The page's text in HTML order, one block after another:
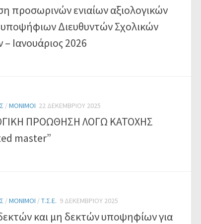
προσωρινών ενιαίων αξιολογικών
Διευθυντών Σχολικών
Ιανουάριος 2026
/ΜΌΝΙΜΟΙ 22 ΔΕΚΕΜΒΡΊΟΥ 2025
ΠΡΟΩΘΗΣΗ ΛΟΓΩ ΚΑΤΟΧΗΣ
master”
/ΜΌΝΙΜΟΙ /Τ.Σ.Ε. 9 ΔΕΚΕΜΒΡΊΟΥ 2025
και μη δεκτών υποψηφίων για